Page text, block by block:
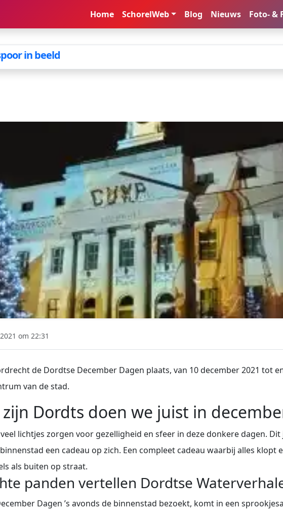
Home SchorelWeb Blog Nieuws Foto- &
in beeld
om 22:31
de Dordtse December Dagen plaats, van 10 december 2021 tot
van de stad.
Dordts doen we juist in
lichtjes zorgen voor gezelligheid en sfeer in deze donkere dagen.
een cadeau op zich. Een compleet cadeau waarbij alles klopt
als buiten op straat.
panden vertellen Dordtse
Dagen ’s avonds de binnenstad bezoekt, komt in een